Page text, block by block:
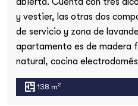
y vestier, las otras dos
de servicio y zona de
apartamento es de madera
natural, cocina
138 m2